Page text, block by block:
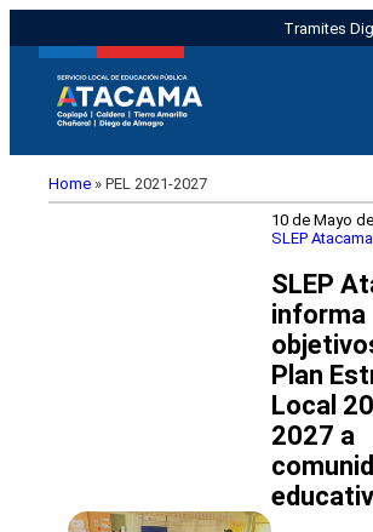
Tramites
Home » PEL 2021-2027
10 de Mayo
SLEP Atacama
SLEP
informa
Plan
Local
2027 a